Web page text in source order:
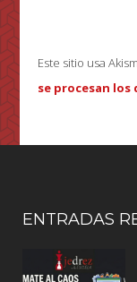
Este sitio usa
se procesan
ENTRADAS